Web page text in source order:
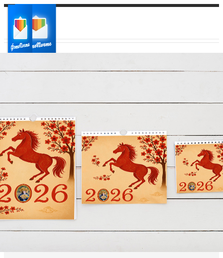
Ваш регион доставки
Выберите из списка: